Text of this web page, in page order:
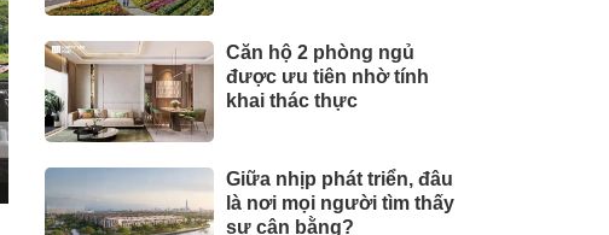
Căn hộ 2 phòng ngủ
được ưu tiên nhờ tính
khai thác thực
Giữa nhịp phát triển, đâu
là nơi mọi người tìm thấy
sự cân bằng?